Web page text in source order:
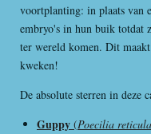
voortplanting: in plaats van
embryo's in hun buik totdat
ter wereld komen. Dit
kweken!
De absolute sterren in deze
Guppy (Poecilia